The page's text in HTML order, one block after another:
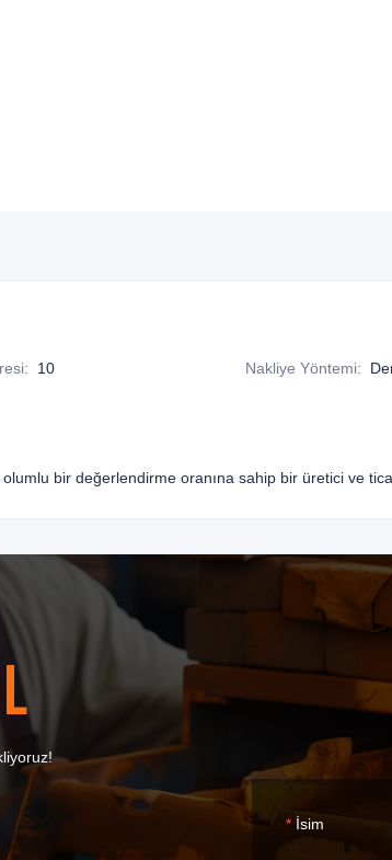
: 10 Nakliye Yöntemi:
olumlu bir değerlendirme oranına sahip bir üretici ve
İsim